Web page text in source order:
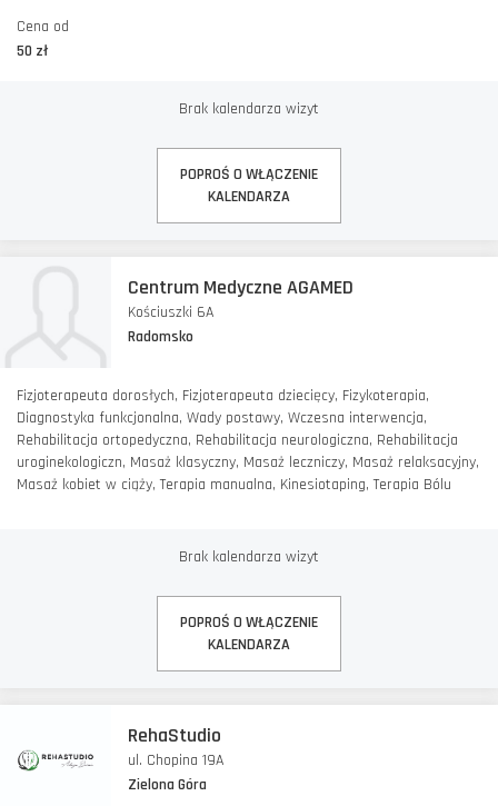
Cena od
50 zł
Brak kalendarza wizyt
POPROŚ O WŁĄCZENIE
KALENDARZA
Centrum Medyczne AGAMED
Kościuszki 6A
Radomsko
Fizjoterapeuta dorosłych, Fizjoterapeuta dziecięcy, Fizykoterapia,
Diagnostyka funkcjonalna, Wady postawy, Wczesna interwencja,
Rehabilitacja ortopedyczna, Rehabilitacja neurologiczna, Rehabilitacja
uroginekologiczn, Masaż klasyczny, Masaż leczniczy, Masaż relaksacyjny,
Masaż kobiet w ciąży, Terapia manualna, Kinesiotaping, Terapia Bólu
Brak kalendarza wizyt
POPROŚ O WŁĄCZENIE
KALENDARZA
RehaStudio
ul. Chopina 19A
Zielona Góra